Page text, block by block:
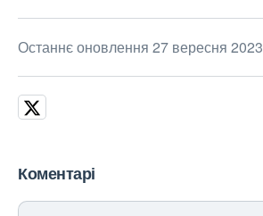
Останнє оновлення 27 вересня 2023
Коментарі